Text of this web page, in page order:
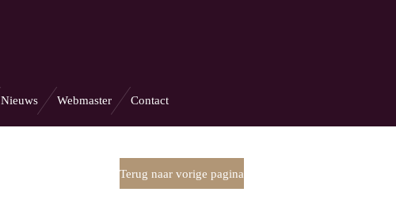
Nieuws Webmaster Contact
Terug naar vorige pagina